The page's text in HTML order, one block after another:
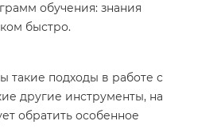
обучения: знания
быстро.
такие подходы в работе с
другие инструменты, на
обратить особенное